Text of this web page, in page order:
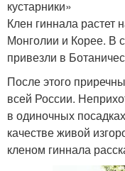
кустарники»
Клен гиннала растет
Монголии и Корее. В
привезли в
После этого
всей России.
в одиночных
качестве живой
кленом гиннала